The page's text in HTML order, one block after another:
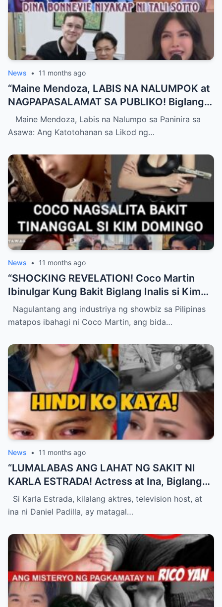
News • 11 months ago
“Maine Mendoza, LABIS NA NALUMPOK at
NAGPAPASALAMAT SA PUBLIKO! Biglang
Nilinaw ang Matinding Paratang Laban sa
Asawa niyang si Arjo Atayde — Mga
Wakasan Ba ng Katotohanan ang Marahas
na Gulo sa Quezon City?”
Maine Mendoza, Labis na Nalumpo sa Paninira sa
Asawa: Ang Katotohanan sa Likod ng…
News • 11 months ago
“SHOCKING REVELATION! Coco Martin
Ibinulgar Kung Bakit Biglang Inalis si Kim
Domingo sa Batang Quiapo — Ang
Nakakagulantang na Katotohanan sa Likod
Showbiz at Mag-iiwan ng Publiko sa
Panghihina ng Dila!”
Nagulantang ang industriya ng showbiz sa Pilipinas
matapos ibahagi ni Coco Martin, ang bida…
News • 11 months ago
“LUMALABAS ANG LAHAT NG SAKIT NI
KARLA ESTRADA! Actress at Ina, Biglang
Nasiraan ng Lakas, Ibinunyag ang
Nakakabagabag na Insidente na Nagbago
Fans at Showbiz Industry Nagulat at
Humihingi ng Kasagutan sa Likod ng
Luhang Ito!”
Si Karla Estrada, kilalang aktres, television host, at
ina ni Daniel Padilla, ay matagal…